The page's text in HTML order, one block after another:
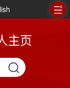
主页